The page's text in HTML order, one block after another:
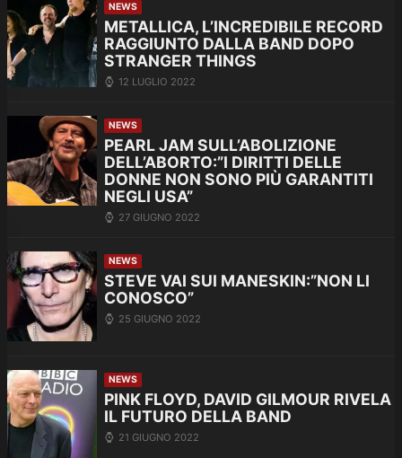
NEWS
METALLICA, L’INCREDIBILE RECORD
RAGGIUNTO DALLA BAND DOPO
STRANGER THINGS
12 LUGLIO 2022
NEWS
PEARL JAM SULL’ABOLIZIONE
DELL’ABORTO:”I DIRITTI DELLE
DONNE NON SONO PIÙ GARANTITI
NEGLI USA”
27 GIUGNO 2022
NEWS
STEVE VAI SUI MANESKIN:”NON LI
CONOSCO”
25 GIUGNO 2022
NEWS
PINK FLOYD, DAVID GILMOUR RIVELA
IL FUTURO DELLA BAND
21 GIUGNO 2022